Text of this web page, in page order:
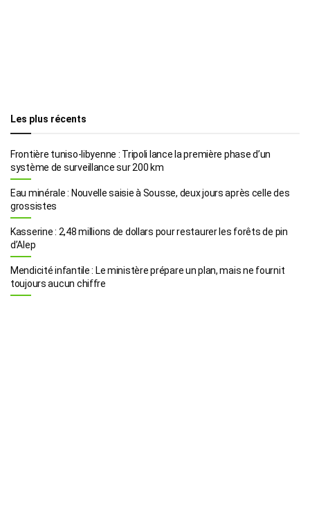
Les plus récents
Frontière tuniso-libyenne : Tripoli lance la première phase d’un
système de surveillance sur 200 km
Eau minérale : Nouvelle saisie à Sousse, deux jours après celle des
grossistes
Kasserine : 2,48 millions de dollars pour restaurer les forêts de pin
d’Alep
Mendicité infantile : Le ministère prépare un plan, mais ne fournit
toujours aucun chiffre